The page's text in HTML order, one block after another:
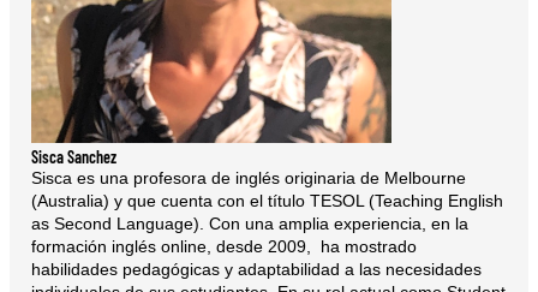
Sisca Sanchez
Sisca es una profesora de inglés originaria de Melbourne
(Australia) y que cuenta con el título TESOL (Teaching English
as Second Language). Con una amplia experiencia, en la
formación inglés online, desde 2009, ha mostrado
habilidades pedagógicas y adaptabilidad a las necesidades